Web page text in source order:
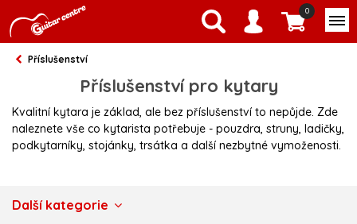
0
Příslušenství
Příslušenství pro kytary
Kvalitní kytara je základ, ale bez příslušenství to nepůjde. Zde
naleznete vše co kytarista potřebuje - pouzdra, struny, ladičky,
podkytarníky, stojánky, trsátka a další nezbytné vymoženosti.
Další kategorie